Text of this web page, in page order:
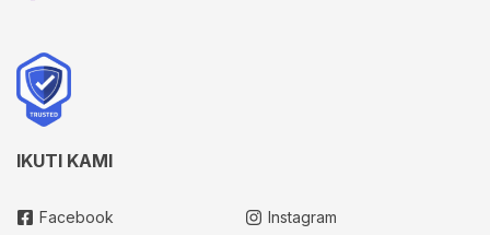
IKUTI KAMI
Facebook Instagram